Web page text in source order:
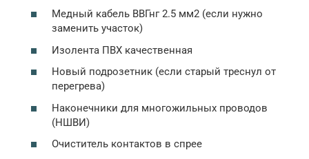
Медный кабель ВВГнг 2.5 мм2 (если нужно
заменить участок)
Изолента ПВХ качественная
Новый подрозетник (если старый треснул от
перегрева)
Наконечники для многожильных проводов
(НШВИ)
Очиститель контактов в спрее